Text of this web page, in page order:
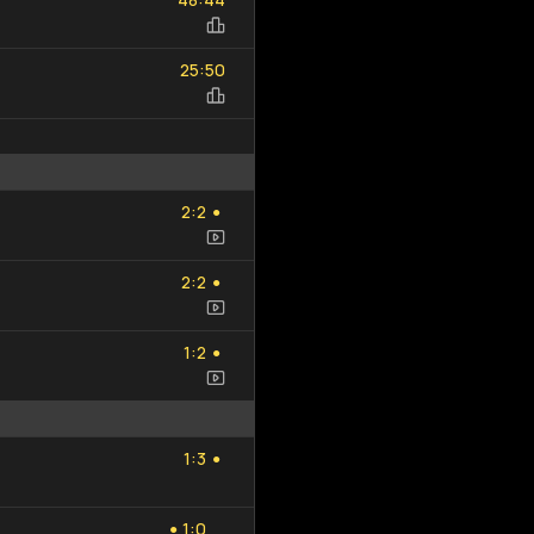
25:50
2
2:
2
2 ●
2:2 ●
1:2 ●
1
1:
3
3 ●
● 1:0